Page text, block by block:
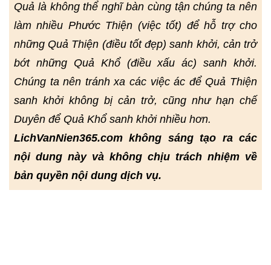
Quả là không thể nghĩ bàn cùng tận chúng ta nên
làm nhiều Phước Thiện (việc tốt) để hỗ trợ cho
những Quả Thiện (điều tốt đẹp) sanh khởi, cản trở
bớt những Quả Khổ (điều xấu ác) sanh khởi.
Chúng ta nên tránh xa các việc ác để Quả Thiện
sanh khởi không bị cản trở, cũng như hạn chế
Duyên để Quả Khổ sanh khởi nhiều hơn.
LichVanNien365.com không sáng tạo ra các
nội dung này và không chịu trách nhiệm về
bản quyền nội dung dịch vụ.